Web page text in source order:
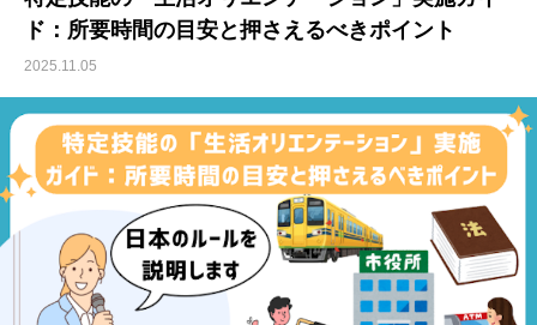
ド：所要時間の目安と押さえるべきポイント
2025.11.05